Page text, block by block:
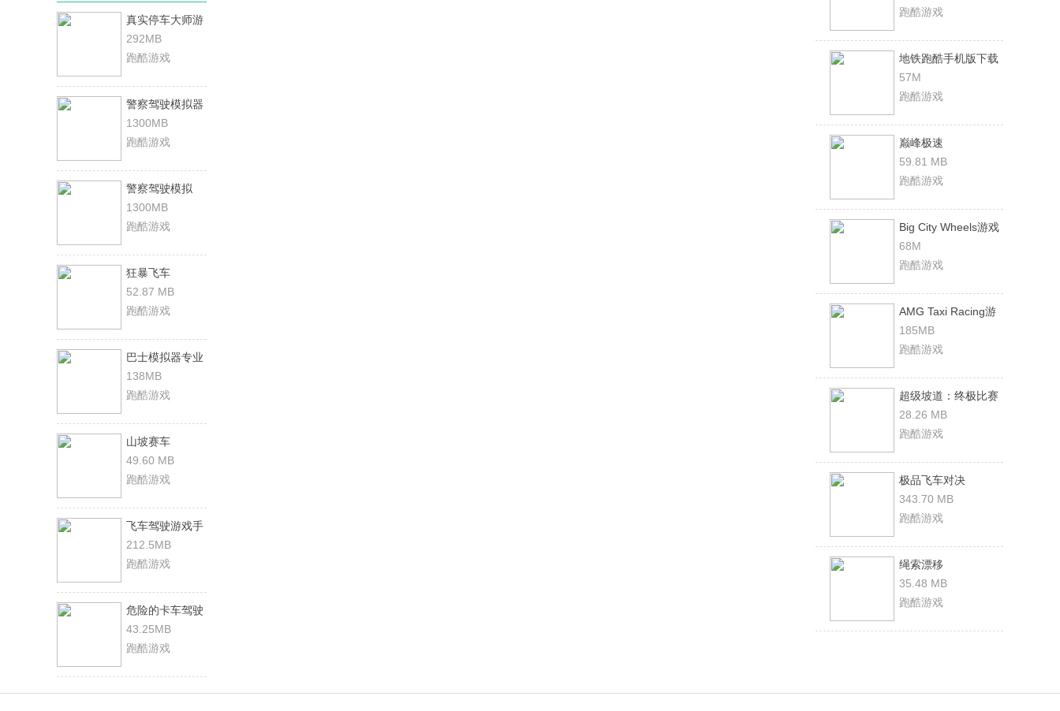
真实停车大师游
戏安卓版
292MB
跑酷游戏
警察驾驶模拟器
2022游戏中文手
机版
1300MB
跑酷游戏
警察驾驶模拟
2022mod正版
1300MB
跑酷游戏
狂暴飞车
52.87 MB
跑酷游戏
巴士模拟器专业
版游戏安卓版
138MB
跑酷游戏
山坡赛车
49.60 MB
跑酷游戏
飞车驾驶游戏手
机版
212.5MB
跑酷游戏
危险的卡车驾驶
游戏安卓版
43.25MB
跑酷游戏
跑酷游戏
地铁跑酷手机版下载
57M
跑酷游戏
巅峰极速
59.81 MB
跑酷游戏
Big City Wheels游戏
安卓官方版
68M
跑酷游戏
AMG Taxi Racing游
戏ios官方版
185MB
跑酷游戏
超级坡道：终极比赛
28.26 MB
跑酷游戏
极品飞车对决
343.70 MB
跑酷游戏
绳索漂移
35.48 MB
跑酷游戏